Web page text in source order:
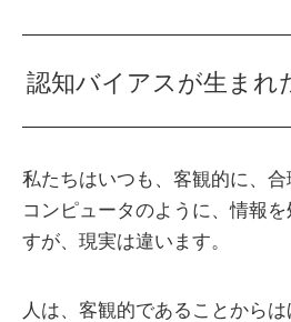
認知バイアスが生まれ
私たちはいつも、客観的に、合
コンピュータのように、情報
すが、現実は違います。
人は、客観的であることから